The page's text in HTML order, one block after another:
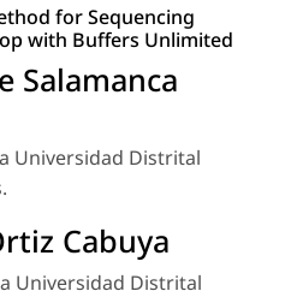
for Sequencing
with Buffers Unlimited
Salamanca
Universidad Distrital
Cabuya
Universidad Distrital